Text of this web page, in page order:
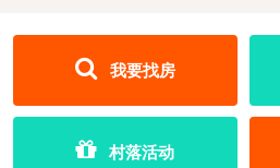
我要找房
村落活动